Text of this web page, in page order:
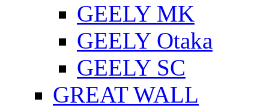
GEELY MK
GEELY Otaka
GEELY SC
GREAT WALL